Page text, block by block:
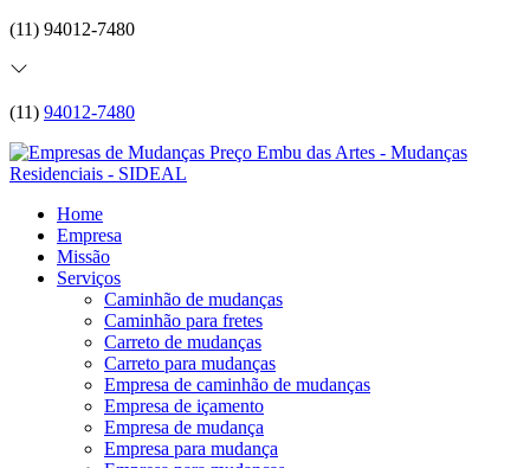
(11) 94012-7480
(11) 94012-7480
Home
Empresa
Missão
Serviços
Caminhão de mudanças
Caminhão para fretes
Carreto de mudanças
Carreto para mudanças
Empresa de caminhão de mudanças
Empresa de içamento
Empresa de mudança
Empresa para mudança